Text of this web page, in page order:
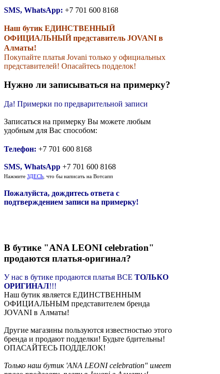
SMS, WhatsApp: +7 701 600 8168
Наш бутик ЕДИНСТВЕННЫЙ
ОФИЦИАЛЬНЫЙ представитель JOVANI в
Алматы!
Покупайте платья Jovani только у официальных
представителей! Опасайтесь подделок!
Нужно ли записываться на примерку?
Да! Примерки по предварительной записи
Записаться на примерку Вы можете любым
удобным для Вас способом:
Телефон: +7 701 600 8168
SMS, WhatsApp +7 701 600 8168
Нажмите ЗДЕСЬ , что бы написать на Вотсапп
Пожалуйста, дождитесь ответа с
подтверждением записи на примерку!
В бутике "ANA LEONI celebration"
продаются платья-оригинал?
У нас в бутике продаются платья ВСЕ ТОЛЬКО
ОРИГИНАЛ!!!
Наш бутик является ЕДИНСТВЕННЫМ
ОФИЦИАЛЬНЫМ представителем бренда
JOVANI в Алматы!
Другие магазины пользуются известностью этого
бренда и продают подделки! Будьте бдительны!
ОПАСАЙТЕСЬ ПОДДЕЛОК!
Только наш бутик 'ANA LEONI celebration" имеет